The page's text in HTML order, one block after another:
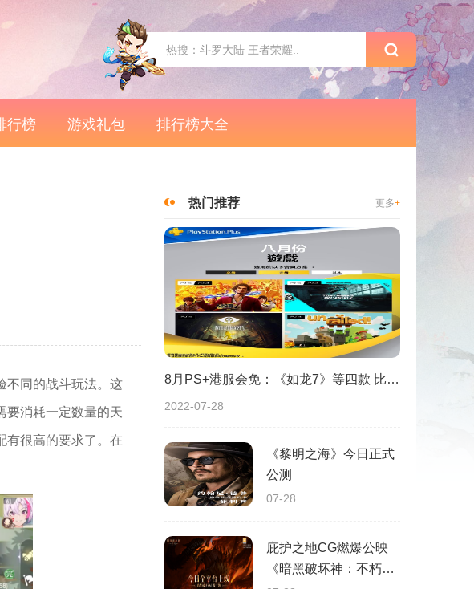
行榜 游戏礼包 排行榜大全
不同的战斗玩法。这
要消耗一定数量的天
有很高的要求了。在
热门推荐 更多+
8月PS+港服会免：《如龙7》等四款 比欧美服多一款
2022-07-28
《黎明之海》今日正式
公测
07-28
庇护之地CG燃爆公映
《暗黑破坏神：不朽》